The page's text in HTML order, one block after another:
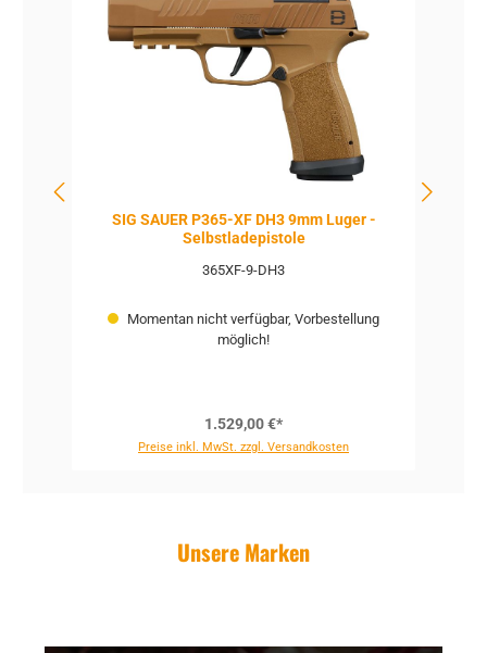
SIG SAUER P365-XF DH3 9mm Luger -
Selbstladepistole
365XF-9-DH3
Momentan nicht verfügbar, Vorbestellung
möglich!
1.529,00 €*
Preise inkl. MwSt. zzgl. Versandkosten
Unsere Marken